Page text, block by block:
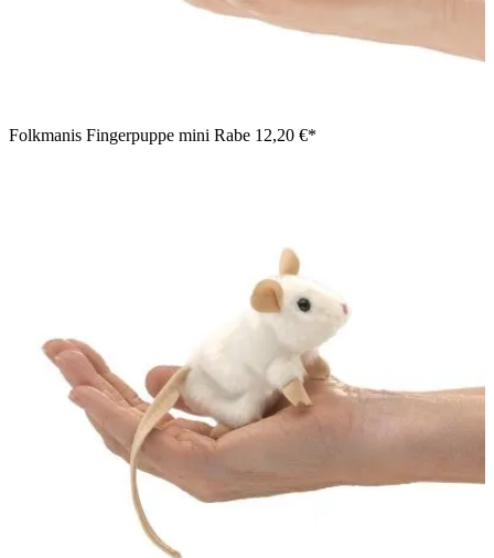
Folkmanis Fingerpuppe mini Rabe 12,20 €*